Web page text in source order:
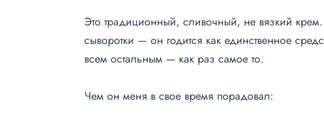
Это традиционный, сливочный, не вязкий
сыворотки — он годится как единственное
всем остальным — как раз самое то.
Чем он меня в свое время порадовал: